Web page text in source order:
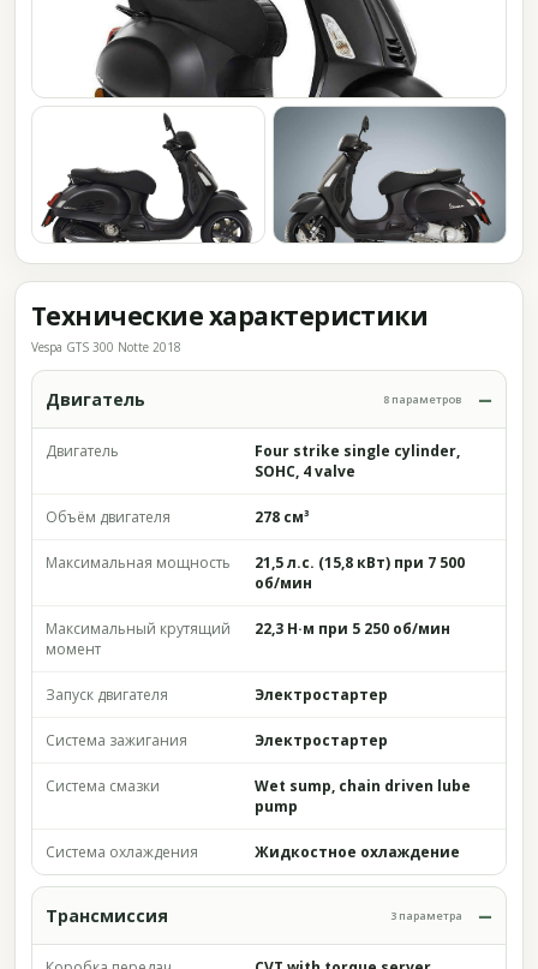
Технические характеристики
Vespa GTS 300 Notte 2018
Двигатель 8 параметров
Двигатель
Four strike single cylinder,
SOHC, 4 valve
Объём двигателя 278 см³
Максимальная мощность
21,5 л.с. (15,8 кВт) при 7 500
об/мин
Максимальный крутящий
момент
22,3 Н·м при 5 250 об/мин
Запуск двигателя Электростартер
Система зажигания Электростартер
Система смазки
Wet sump, chain driven lube
pump
Система охлаждения Жидкостное охлаждение
Трансмиссия 3 параметра